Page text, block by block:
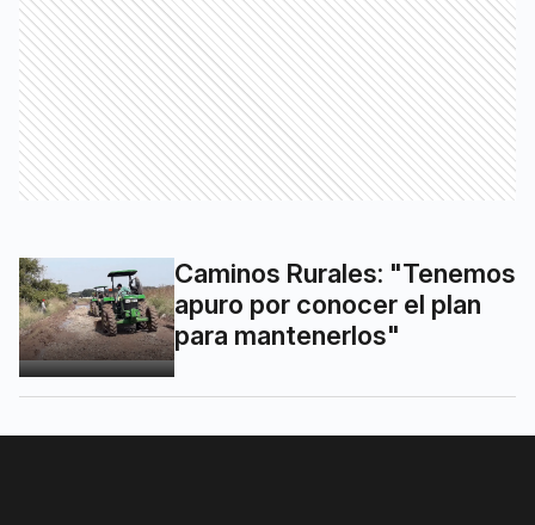
Caminos Rurales: "Tenemos
apuro por conocer el plan
para mantenerlos"